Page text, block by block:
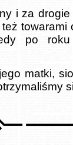
i za
towarami
po
matki,